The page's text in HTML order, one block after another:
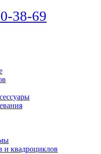
38-69
и квадроциклов